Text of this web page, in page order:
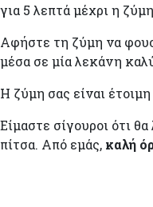
για 5 λεπτά μέχρι η
Αφήστε τη ζύμη να
μέσα σε μία λεκάνη
Η ζύμη σας είναι
Είμαστε σίγουροι ότι
πίτσα. Από εμάς, καλή